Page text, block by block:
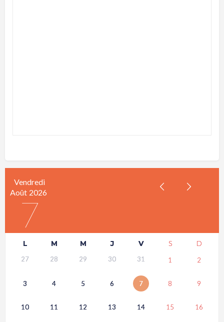
Vendredi
Août 2026
7
L M M J V S D
27 28 29 30 31 1 2
3 4 5 6 7 8 9
10 11 12 13 14 15 16